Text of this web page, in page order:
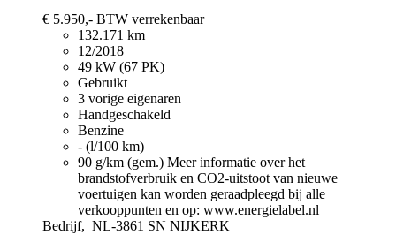
€ 5.950,- BTW verrekenbaar
132.171 km
12/2018
49 kW (67 PK)
Gebruikt
3 vorige eigenaren
Handgeschakeld
Benzine
- (l/100 km)
90 g/km (gem.) Meer informatie over het
brandstofverbruik en CO2-uitstoot van nieuwe
voertuigen kan worden geraadpleegd bij alle
verkooppunten en op: www.energielabel.nl
Bedrijf, NL-3861 SN NIJKERK